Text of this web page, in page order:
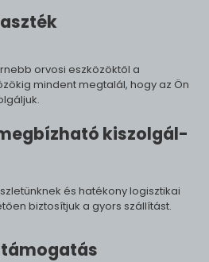
orvosi eszközöktől a
mindent megtalál, hogy az Ön
ki­szol­gál­
és hatékony logisztikai
biztosítjuk a gyors szállítást.